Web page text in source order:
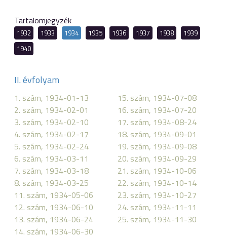
Tartalomjegyzék
1932 1933 1934 1935 1936 1937 1938
1939
1940
II. évfolyam
1. szám, 1934-01-13
2. szám, 1934-02-01
3. szám, 1934-02-10
4. szám, 1934-02-17
5. szám, 1934-02-24
6. szám, 1934-03-11
7. szám, 1934-03-18
8. szám, 1934-03-25
11. szám, 1934-05-06
12. szám, 1934-06-10
13. szám, 1934-06-24
14. szám, 1934-06-30
15. szám, 1934-07-08
16. szám, 1934-07-20
17. szám, 1934-08-24
18. szám, 1934-09-01
19. szám, 1934-09-08
20. szám, 1934-09-29
21. szám, 1934-10-06
22. szám, 1934-10-14
23. szám, 1934-10-27
24. szám, 1934-11-11
25. szám, 1934-11-30